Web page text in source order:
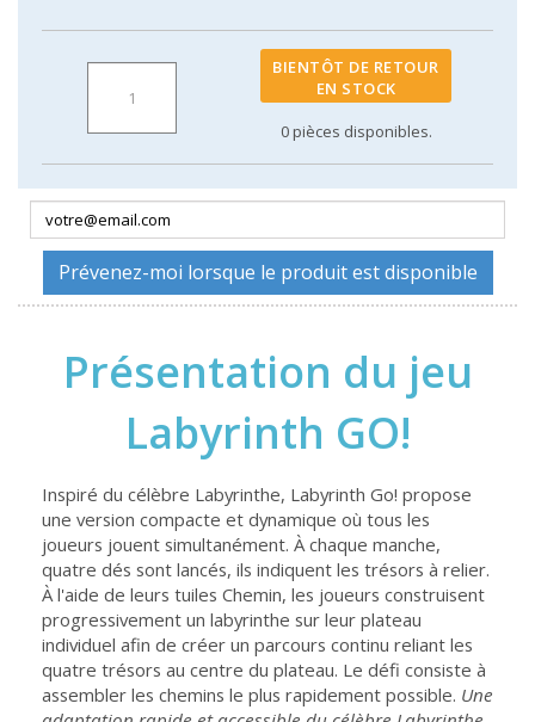
BIENTÔT DE RETOUR
EN STOCK
0pièces disponibles.
Prévenez-moi lorsque le produit est disponible
Présentation du jeu
Labyrinth GO!
Inspiré du célèbre Labyrinthe, Labyrinth Go! propose
une version compacte et dynamique où tous les
joueurs jouent simultanément. À chaque manche,
quatre dés sont lancés, ils indiquent les trésors à relier.
À l'aide de leurs tuiles Chemin, les joueurs construisent
progressivement un labyrinthe sur leur plateau
individuel afin de créer un parcours continu reliant les
quatre trésors au centre du plateau. Le défi consiste à
assembler les chemins le plus rapidement possible. Une